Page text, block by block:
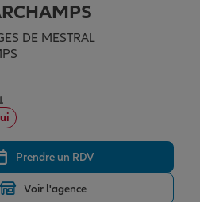
DE MESTRAL
Prendre un RDV
Voir l'agence